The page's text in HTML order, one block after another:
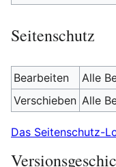
Seitenschutz
Bearbeiten
Alle
Verschieben Alle
Das Seitenschutz-